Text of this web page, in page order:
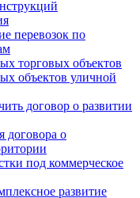
перевозок по
торговых объектов
объектов уличной
договор о развитии
договора о
под коммерческое
развитие